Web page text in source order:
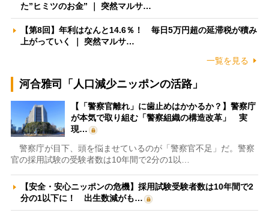
た”ヒミツのお金” ｜ 突然マルサ…
【第8回】年利はなんと14.6％！ 毎日5万円超の延滞税が積み
上がっていく ｜ 突然マルサ…
一覧を見る
河合雅司「人口減少ニッポンの活路」
【「警察官離れ」に歯止めはかかるか？】警察庁
が本気で取り組む「警察組織の構造改革」 実
現…
警察庁が目下、頭を悩ませているのが「警察官不足」だ。警察
官の採用試験の受験者数は10年間で2分の1以…
【安全・安心ニッポンの危機】採用試験受験者数は10年間で2
分の1以下に！ 出生数減がも…